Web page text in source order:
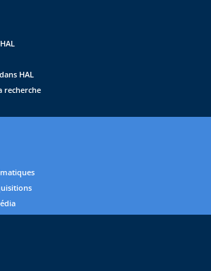
HAL
recherche